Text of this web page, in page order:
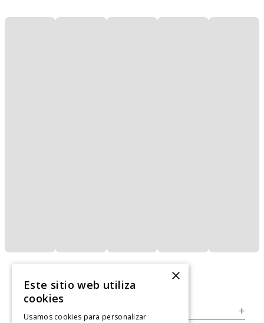
+
×
Este sitio web utiliza
cookies
Usamos cookies para personalizar